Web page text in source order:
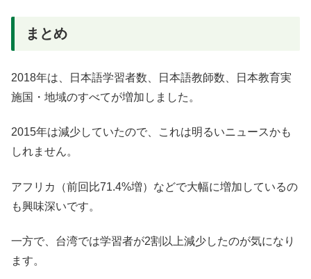
まとめ
2018年は、日本語学習者数、日本語教師数、日本教育実
施国・地域のすべてが増加しました。
2015年は減少していたので、これは明るいニュースかも
しれません。
アフリカ（前回比71.4%増）などで大幅に増加しているの
も興味深いです。
一方で、 台湾では学習者が2割以上減少したのが気になり
ます。